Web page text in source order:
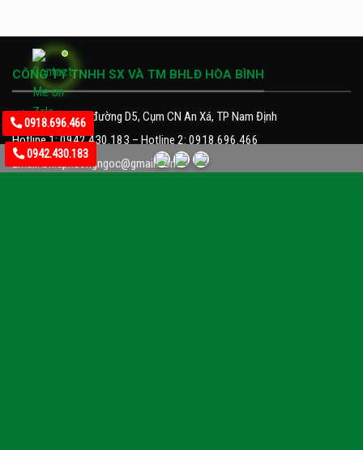
CÔNG TY TNHH SX VÀ TM BHLĐ HÒA BÌNH
Địa chỉ: Lô 9, đường D5, Cụm CN An Xá, TP Nam Định
Hotline 1:0942.430.183 – Hotline 2: 0918.696.466
Email:bhldphuongngoc@gmail.com
0942.430.183
0918.696.466